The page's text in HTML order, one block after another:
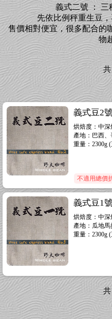
義式二號 ： 三
先依比例秤重生豆
售價相對便宜，很多配合的
物
共
義式豆2
烘焙度：中
產地：巴西
重量：2300g
不適用總價
義式豆1
烘焙度：中
產地：瓜地
重量：2300g
共